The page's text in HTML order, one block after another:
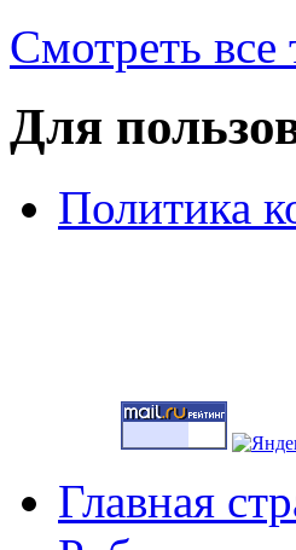
Смотреть все
Для
Политика
Main menu 2
Главная